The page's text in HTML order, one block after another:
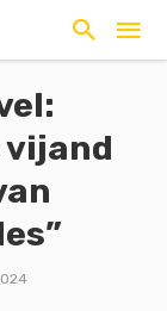
vijand